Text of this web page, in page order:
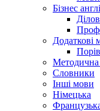
Бізнес
Додаткові
Методична
Словники
Інші мови
Німецька